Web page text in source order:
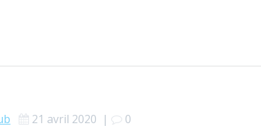
21 avril 2020 | 0